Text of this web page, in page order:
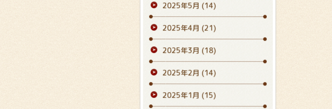
2025年5月 (14)
2025年4月 (21)
2025年3月 (18)
2025年2月 (14)
2025年1月 (15)